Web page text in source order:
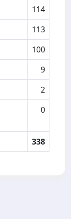
114
113
100
9
2
0
338